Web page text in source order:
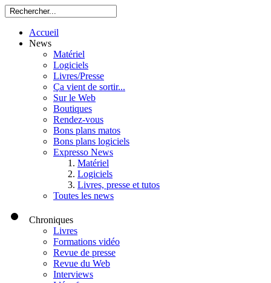
Accueil
News
Matériel
Logiciels
Livres/Presse
Ça vient de sortir...
Sur le Web
Boutiques
Rendez-vous
Bons plans matos
Bons plans logiciels
Expresso News
Matériel
Logiciels
Livres, presse et tutos
Toutes les news
Chroniques
Livres
Formations vidéo
Revue de presse
Revue du Web
Interviews